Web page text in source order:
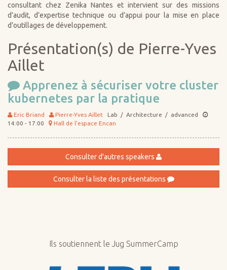
consultant chez Zenika Nantes et intervient sur des missions
d’audit, d’expertise technique ou d’appui pour la mise en place
d’outillages de développement.
Présentation(s) de Pierre-Yves
Aillet
Apprenez à sécuriser votre cluster
kubernetes par la pratique
Eric Briand Pierre-Yves Aillet Lab / Architecture / advanced
14:00 - 17:00
Hall de l'espace Encan
Consulter d'autres speakers
Consulter la liste des présentations
Ils soutiennent le Jug SummerCamp